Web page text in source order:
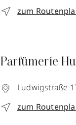
zum
Parfümerie
Ludwigstraße
zum